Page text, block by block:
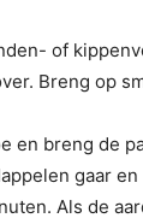
of
Breng op
en breng de
gaar
Als de